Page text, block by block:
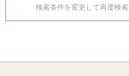
検索条件を変更して再度検索